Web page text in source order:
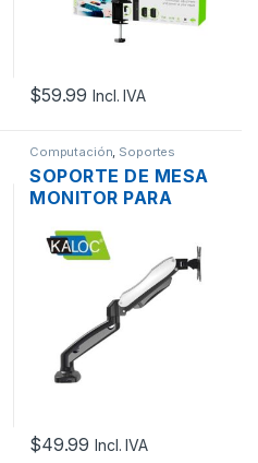
$59.99 Incl. IVA
Computación, Soportes
SOPORTE DE MESA
MONITOR PARA
KLC-V10 17″ – 27″ /
INCLINACIÓN -50º
+35º / GIRO 360º
$49.99 Incl. IVA